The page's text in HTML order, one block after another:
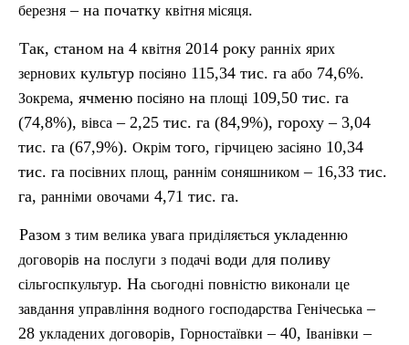
березня – на початку квітня місяця.
Так, станом на 4 квітня 2014 року ранніх ярих
зернових культур посіяно 115,34 тис. га або 74,6%.
Зокрема, ячменю посіяно на площі 109,50 тис. га
(74,8%), вівса – 2,25 тис. га (84,9%), гороху – 3,04
тис. га (67,9%). Окрім того, гірчицею засіяно 10,34
тис. га посівних площ, раннім соняшником – 16,33 тис.
га, ранніми овочами 4,71 тис. га.
Разом з тим велика увага приділяється укладенню
договорів на послуги з подачі води для поливу
сільгоспкультур. На сьогодні повністю виконали це
завдання управління водного господарства Генічеська –
28 укладених договорів, Горностаївки – 40, Іванівки –